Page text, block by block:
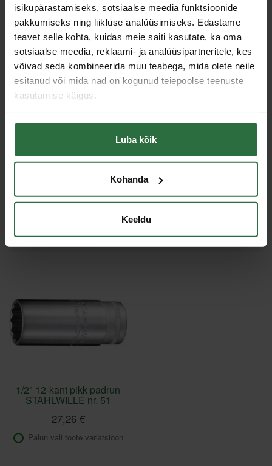
isikupärastamiseks, sotsiaalse meedia funktsioonide
pakkumiseks ning liikluse analüüsimiseks. Edastame
teavet selle kohta, kuidas meie saiti kasutate, ka oma
sotsiaalse meedia, reklaami- ja analüüsipartneritele, kes
võivad seda kombineerida muu teabega, mida olete neile
esitanud või mida nad on kogunud teiepoolse teenuste
kasutamise käigus.
Luba kõik
Kohanda
Keeldu
tugevat jõudu. Vastab standarditele: DIN 3124: ISO 2725-1: E DIN
EN 3709: E DIN EN 3710: ASME B 107.5 M.
Spetsifikatsioon
Otsiku kinnitus
1/2"
Toote tüüp
Sarnased tooted
Toodete loendi laadimine ebaõnnestus.
Viimati vaadatud
1/2" 12-kant pikk padrun
STAHLWILLE nr. 51
27,26 €
Palun vali toote variatsioon